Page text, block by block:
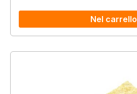
Nel carrello